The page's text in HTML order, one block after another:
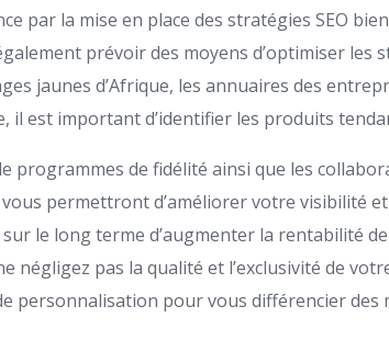
par la mise en place des stratégies SEO
prévoir des moyens d’optimiser
jaunes d’Afrique, les annuaires des
il est important d’identifier les produits
programmes de fidélité ainsi que les
permettront d’améliorer votre visibilité
le long terme d’augmenter la rentabilité de
négligez pas la qualité et l’exclusivité de
personnalisation pour vous différencier des